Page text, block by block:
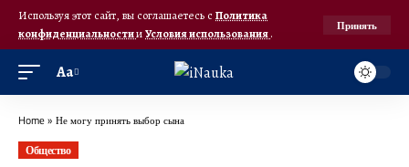
Используя этот сайт, вы соглашаетесь с Политика
конфиденциальностииУсловия использования.
Принять
Аа
Home » Не могу принять выбор сына
Общество